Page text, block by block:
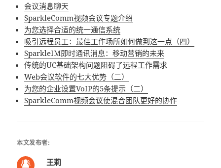
会议消息聊天
SparkleComm视频会议专题介绍
为您选择合适的统一通信系统
吸引远程员工：最佳工作场所如何做到这一点（四）
SparkleIM即时通讯消息：移动营销的未来
传统的UC基础架构问题阻碍了远程工作需求
Web会议软件的七大优势（二）
为您的企业设置VoIP的5条提示（二）
SparkleComm视频会议使混合团队更好的协作
本文发布者:
王莉